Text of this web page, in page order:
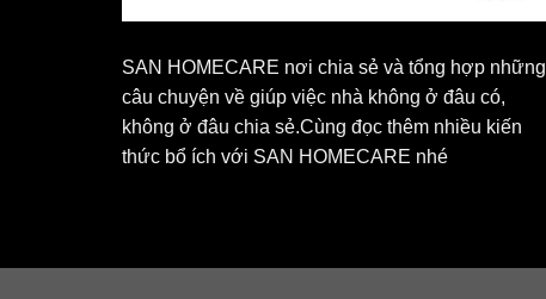
SAN HOMECARE nơi chia sẻ và tổng hợp những
câu chuyện về giúp việc nhà không ở đâu có,
không ở đâu chia sẻ.Cùng đọc thêm nhiều kiến
thức bổ ích với SAN HOMECARE nhé